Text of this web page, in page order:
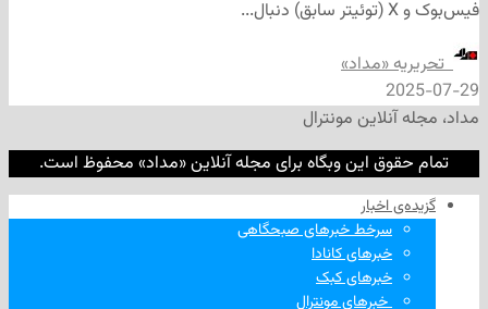
«مداد»
مونترال
این وبگاه برای مجله آنلاین «مداد» محفوظ است.
اخبار
سرخط خبرهای صبحگاهی
خبرهای کانادا
خبرهای کبک
‌ خبرهای مونترال